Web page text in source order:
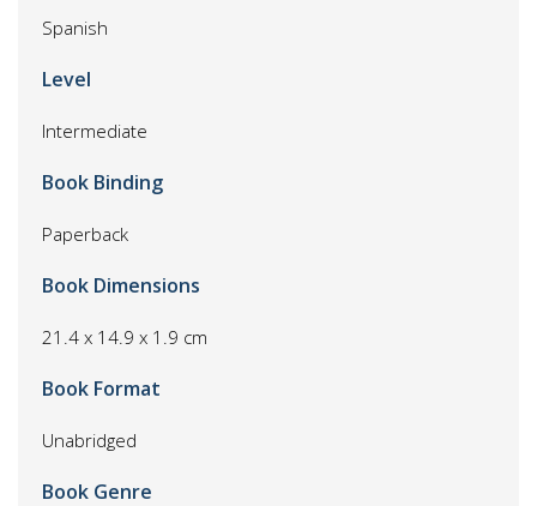
Spanish
Level
Intermediate
Book Binding
Paperback
Book Dimensions
21.4 x 14.9 x 1.9 cm
Book Format
Unabridged
Book Genre